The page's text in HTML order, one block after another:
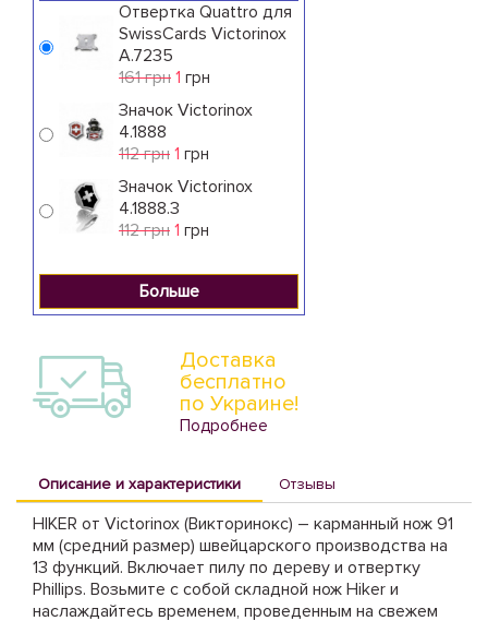
Отвертка Quattro для
SwissCards Victorinox
A.7235
161 грн 1 грн
Значок Victorinox
4.1888
112 грн 1 грн
Значок Victorinox
4.1888.3
112 грн 1 грн
Больше
Доставка
бесплатно
по Украине!
Подробнее
Описание и характеристики Отзывы
HIKER от Victorinox (Викторинокс) – карманный нож 91
мм (средний размер) швейцарского производства на
13 функций. Включает пилу по дереву и отвертку
Phillips. Возьмите с собой складной нож Hiker и
наслаждайтесь временем, проведенным на свежем